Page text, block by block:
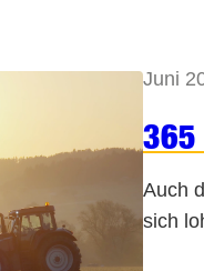
Juni
365
Auch
sich